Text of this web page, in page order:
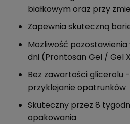
białkowym oraz przy
Zapewnia skuteczną
Możliwość
dni (Prontosan Gel / Gel
Bez zawartości glicerolu
przyklejanie opatrunków
Skuteczny przez 8
opakowania